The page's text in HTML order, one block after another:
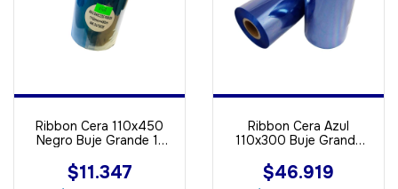
Ribbon Cera 110x450
Negro Buje Grande 1"
$11.347
Ribbon Cera Azul
110x300 Buje Grande
$46.919